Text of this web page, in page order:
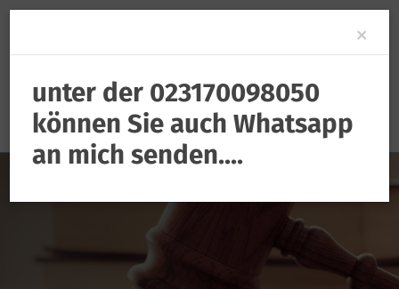
×
unter der 023170098050
können Sie auch Whatsapp
an mich senden....